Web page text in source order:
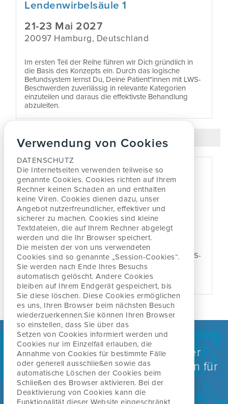
Lendenwirbelsäule 1
21-23 Mai 2027
20097 Hamburg, Deutschland
Im ersten Teil der Reihe führen wir Dich gründlich in
die Basis des Konzepts ein. Durch das logische
Befundsystem lernst Du, Deine Patient*innen mit LWS-
Beschwerden zuverlässig in relevante Kategorien
einzuteilen und daraus die effektivste Behandlung
abzuleiten.
Juni 2027
Kurs A - Grundlagen und
Lendenwirbelsäule 1
04-06 Juni 2027
50968 Köln, Deutschland
Im ersten Teil der Reihe führen wir Dich gründlich in
die Basis des Konzepts ein. Durch das logische
Befundsystem lernst Du, Deine Patient*innen mit LWS-
Beschwerden zuverlässig in relevante Kategorien
einzuteilen und daraus die effektivste Behandlung
abzuleiten.
Weltweit anerkannt als eine der
führenden Behandlungsmethoden für
Rücken-, Nacken- und
Gelenkbeschwerden
Verwendung von Cookies
DATENSCHUTZ
Die Internetseiten verwenden teilweise so
genannte Cookies. Cookies richten auf Ihrem
Rechner keinen Schaden an und enthalten
keine Viren. Cookies dienen dazu, unser
Angebot nutzerfreundlicher, effektiver und
sicherer zu machen. Cookies sind kleine
Textdateien, die auf Ihrem Rechner abgelegt
werden und die Ihr Browser speichert.
Die meisten der von uns verwendeten
Cookies sind so genannte „Session-Cookies“.
Sie werden nach Ende Ihres Besuchs
automatisch gelöscht. Andere Cookies
bleiben auf Ihrem Endgerät gespeichert, bis
Sie diese löschen. Diese Cookies ermöglichen
es uns, Ihren Browser beim nächsten Besuch
wiederzuerkennen.Sie können Ihren Browser
so einstellen, dass Sie über das
Setzen von Cookies informiert werden und
Cookies nur im Einzelfall erlauben, die
Annahme von Cookies für bestimmte Fälle
oder generell ausschließen sowie das
automatische Löschen der Cookies beim
Schließen des Browser aktivieren. Bei der
Deaktivierung von Cookies kann die
Funktionalität dieser Website eingeschränkt